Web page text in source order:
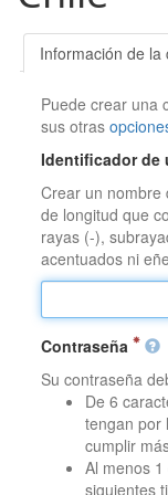
Información de la
Puede crear una
sus otras
Identificador
Crear un nombre
de longitud que
rayas (-),
acentuados ni
Contraseña
Su contraseña
De 6
tengan por
cumplir
Al menos
siguientes